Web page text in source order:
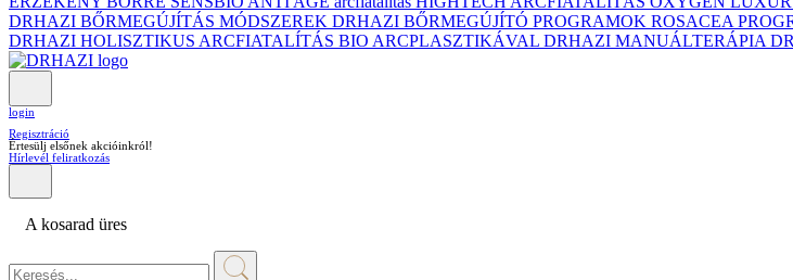
DRHAZI BŐRMEGÚJÍTÁS MÓDSZEREK DRHAZI BŐRMEGÚJÍTÓ PROGRAMOK ROSACEA
DRHAZI HOLISZTIKUS ARCFIATALÍTÁS BIO ARCPLASZTIKÁVAL DRHAZI MANUÁLTERÁPIA
login
Regisztráció
Értesülj elsőnek akcióinkról!
Hírlevél feliratkozás
A kosarad üres